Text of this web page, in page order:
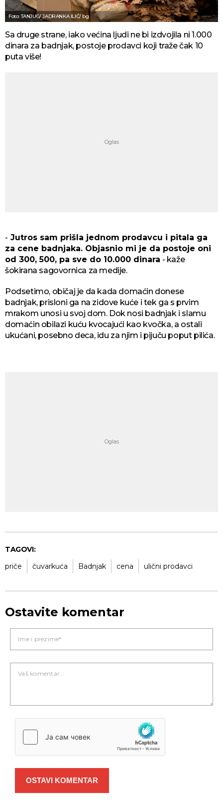
Foto: TANJUG/ JADRANKA ILIĆ/ bg
Sa druge strane, iako većina ljudi ne bi izdvojila ni 1.000
dinara za badnjak, postoje prodavci koji traže čak 10
puta više!
- Jutros sam prišla jednom prodavcu i pitala ga
za cene badnjaka. Objasnio mi je da postoje oni
od 300, 500, pa sve do 10.000 dinara - kaže
šokirana sagovornica za medije.
Podsetimo, običaj je da kada domaćin donese
badnjak, prisloni ga na zidove kuće i tek ga s prvim
mrakom unosi u svoj dom. Dok nosi badnjak i slamu
domaćin obilazi kuću kvocajući kao kvočka, a ostali
ukućani, posebno deca, idu za njim i pijuču poput pilića.
TAGOVI:
priče
čuvarkuća Badnjak cena ulični prodavci
Ostavite komentar
OSTAVI KOMENTAR